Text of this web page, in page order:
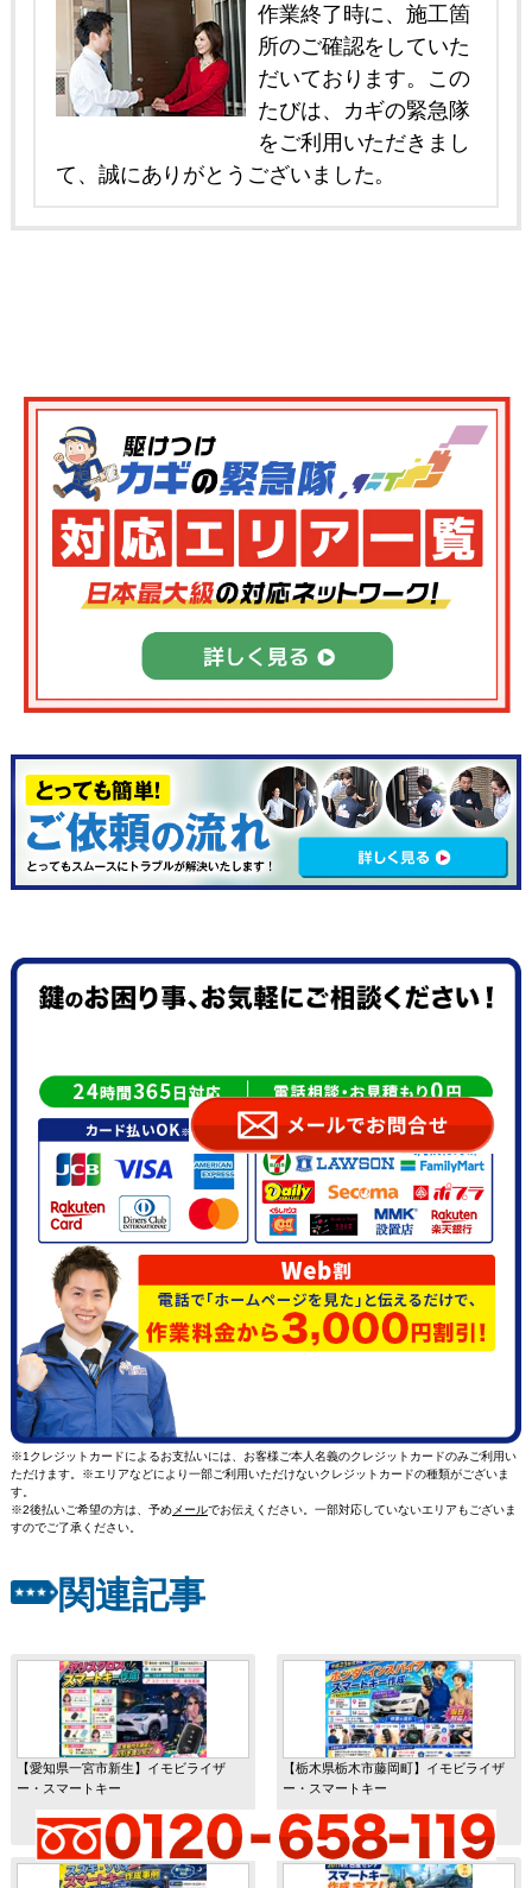
作業終了時に、施工箇
所のご確認をしていた
だいております。この
たびは、カギの緊急隊
をご利用いただきまし
て、誠にありがとうございました。
※1クレジットカードによるお支払いには、お客様ご本人名義のクレジットカードのみご利用い
ただけます。※エリアなどにより一部ご利用いただけないクレジットカードの種類がございま
す。
※2後払いご希望の方は、予めメールでお伝えください。一部対応していないエリアもございま
すのでご了承ください。
関連記事
【愛知県一宮市新生】イモビライザ
ー・スマートキー
【栃木県栃木市藤岡町】イモビライザ
ー・スマートキー